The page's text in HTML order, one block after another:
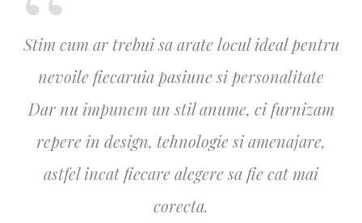
Stim cum ar trebui sa arate locul ideal pentru
nevoile fiecaruia pasiune si personalitate
Dar nu impunem un stil anume, ci furnizam
repere in design, tehnologie si amenajare,
astfel incat fiecare alegere sa fie cat mai
corecta.